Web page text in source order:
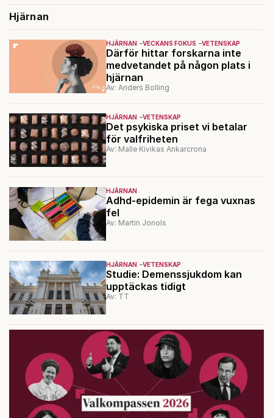
Hjärnan
HJÄRNAN VECKANS FOKUS VETENSKAP
Därför hittar forskarna inte
medvetandet på någon plats i
hjärnan
Av: Anders Bolling
HJÄRNAN VETENSKAP
Det psykiska priset vi betalar
för valfriheten
Av: Malle Kivikas Ankarcrona
HJÄRNAN
Adhd-epidemin är fega vuxnas
fel
Av: Martin Jonols
HJÄRNAN VETENSKAP
Studie: Demenssjukdom kan
upptäckas tidigt
Av: TT